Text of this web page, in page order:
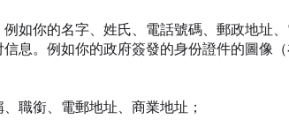
例如你的名字、姓氏、電話號碼、郵政地址
息。例如你的政府簽發的身份證件的圖像
職銜、電郵地址、商業地址；